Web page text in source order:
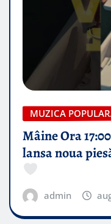
MUZICA
Mâine Ora
lansa noua
admin